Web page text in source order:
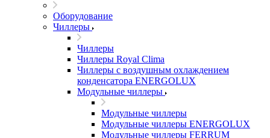
Оборудование
Чиллеры
Чиллеры
Чиллеры Royal Clima
Чиллеры с воздушным охлаждением
конденсатора ENERGOLUX
Модульные чиллеры
Модульные чиллеры
Модульные чиллеры ENERGOLUX
Модульные чиллеры FERRUM